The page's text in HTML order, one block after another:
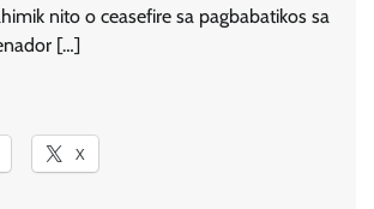
nito o ceasefire sa pagbabatikos sa
[…]
X